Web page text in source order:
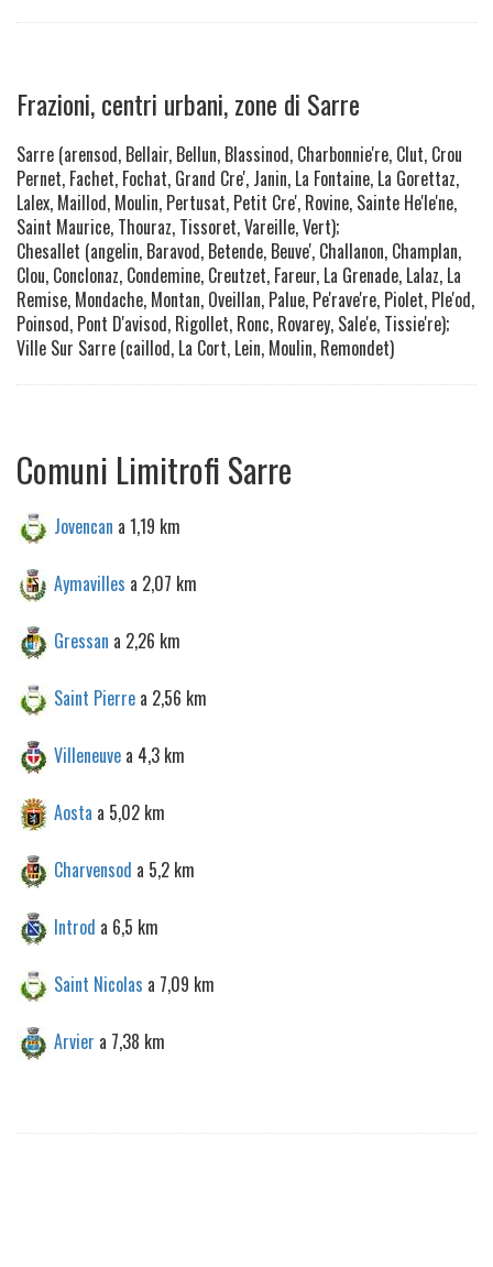
Frazioni, centri urbani, zone di Sarre
Sarre (arensod, Bellair, Bellun, Blassinod, Charbonnie're, Clut, Crou
Pernet, Fachet, Fochat, Grand Cre', Janin, La Fontaine, La Gorettaz,
Lalex, Maillod, Moulin, Pertusat, Petit Cre', Rovine, Sainte He'le'ne,
Saint Maurice, Thouraz, Tissoret, Vareille, Vert);
Chesallet (angelin, Baravod, Betende, Beuve', Challanon, Champlan,
Clou, Conclonaz, Condemine, Creutzet, Fareur, La Grenade, Lalaz, La
Remise, Mondache, Montan, Oveillan, Palue, Pe'rave're, Piolet, Ple'od,
Poinsod, Pont D'avisod, Rigollet, Ronc, Rovarey, Sale'e, Tissie're);
Ville Sur Sarre (caillod, La Cort, Lein, Moulin, Remondet)
Comuni Limitrofi Sarre
Jovencan a 1,19 km
Aymavilles a 2,07 km
Gressan a 2,26 km
Saint Pierre a 2,56 km
Villeneuve a 4,3 km
Aosta a 5,02 km
Charvensod a 5,2 km
Introd a 6,5 km
Saint Nicolas a 7,09 km
Arvier a 7,38 km